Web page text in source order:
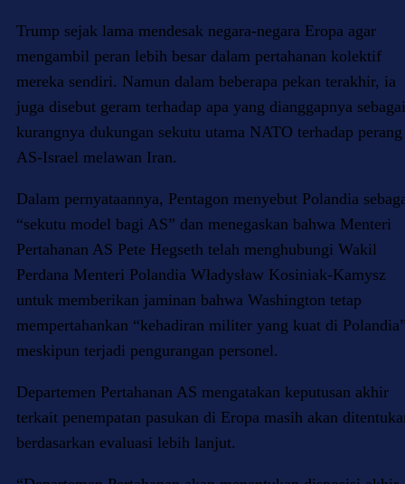
Trump sejak lama mendesak negara-negara Eropa agar
mengambil peran lebih besar dalam pertahanan kolektif
mereka sendiri. Namun dalam beberapa pekan terakhir, ia
juga disebut geram terhadap apa yang dianggapnya sebagai
kurangnya dukungan sekutu utama NATO terhadap perang
AS-Israel melawan Iran.
Dalam pernyataannya, Pentagon menyebut Polandia
“sekutu model bagi AS” dan menegaskan bahwa Menteri
Pertahanan AS Pete Hegseth telah menghubungi Wakil
Perdana Menteri Polandia Władysław Kosiniak-Kamysz
untuk memberikan jaminan bahwa Washington tetap
mempertahankan “kehadiran militer yang kuat di
meskipun terjadi pengurangan personel.
Departemen Pertahanan AS mengatakan keputusan akhir
terkait penempatan pasukan di Eropa masih akan
berdasarkan evaluasi lebih lanjut.